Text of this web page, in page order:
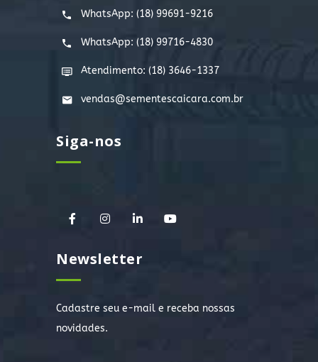
WhatsApp: (18) 99691-9216
WhatsApp: (18) 99716-4830
Atendimento: (18) 3646-1337
vendas@sementescaicara.com.br
Siga-nos
Newsletter
Cadastre seu e-mail e receba nossas
novidades.